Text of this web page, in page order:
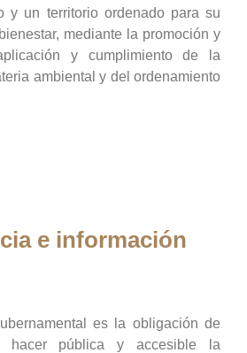
y un territorio ordenado para su
mediante la promoción y
y cumplimiento de la
ambiental y del ordenamiento
e información
es la obligación de
hacer pública y accesible la